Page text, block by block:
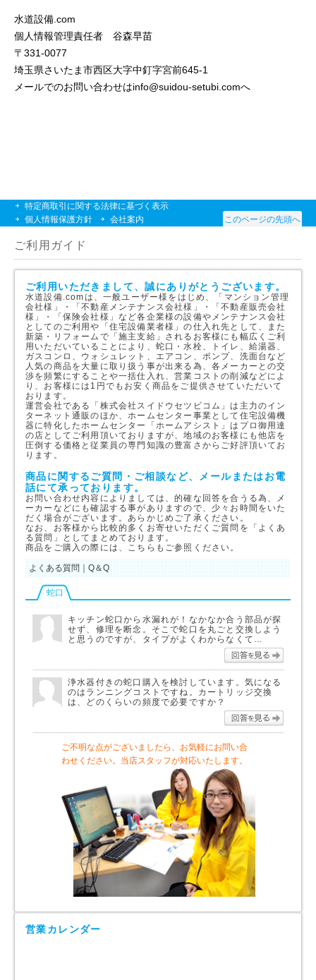
水道設備.com
個人情報管理責任者 谷森早苗
331-0077
埼玉県さいたま市西区大字中釘字宮前645-1
メールでのお問い合わせはinfo@suidou-setubi.comへ
特定商取引に関する法律に基づく表示
個人情報保護方針
会社案内 このページの先頭へ
ご利用ガイド
ご利用いただきまして、誠にありがとうございます。
水道設備.comは、一般ユーザー様をはじめ、「マンション管理
会社様」・「不動産メンテナンス会社様」・「不動産販売会社
様」・「保険会社様」など各企業様の設備やメンテナンス会社
としてのご利用や「住宅設備業者様」の仕入れ先として、また
新築・リフォームで「施主支給」されるお客様にも幅広くご利
用いただいていることにより、蛇口・水栓、トイレ、給湯器、
ガスコンロ、ウォシュレット、エアコン、ポンプ、洗面台など
人気の商品を大量に取り扱う事が出来る為、各メーカーとの交
渉を頻繁にすることや一括仕入れ、営業コストの削減などによ
り、お客様には1円でもお安く商品をご提供させていただいて
おります。
運営会社である「株式会社スイドウセツビコム」は主力のイン
ターネット通販のほか、ホームセンター事業として住宅設備機
器に特化したホームセンター「ホームアシスト」はプロ御用達
の店としてご利用頂いておりますが、地域のお客様にも他店を
圧倒する価格と従業員の専門知識の豊富さからご好評頂いてお
ります。
商品に関するご質問・ご相談など、メールまたはお電
話にて承っております。
お問い合わせ内容によりましては、的確な回答を合うる為、メ
ーカーなどにも確認する事がありますので、少々お時間をいた
だく場合がございます。あらかじめご了承ください。
なお、お客様から比較的多くお寄せいただくご質問を「よくあ
る質問」としてまとめております。
商品をご購入の際には、こちらもご参照ください。
よくある質問｜Q＆Q
蛇口
キッチン蛇口から水漏れが！なかなか合う部品が探
せず、修理を断念。そこで蛇口を丸ごと交換しよう
と思うのですが、タイプがよくわからなくて…
浄水器付きの蛇口購入を検討しています。気になる
のはランニングコストですね。カートリッジ交換
は、どのくらいの頻度で必要ですか？
ご不明な点がございましたら、お気軽にお問い合
わせください。当店スタッフが対応いたします。
営業カレンダー